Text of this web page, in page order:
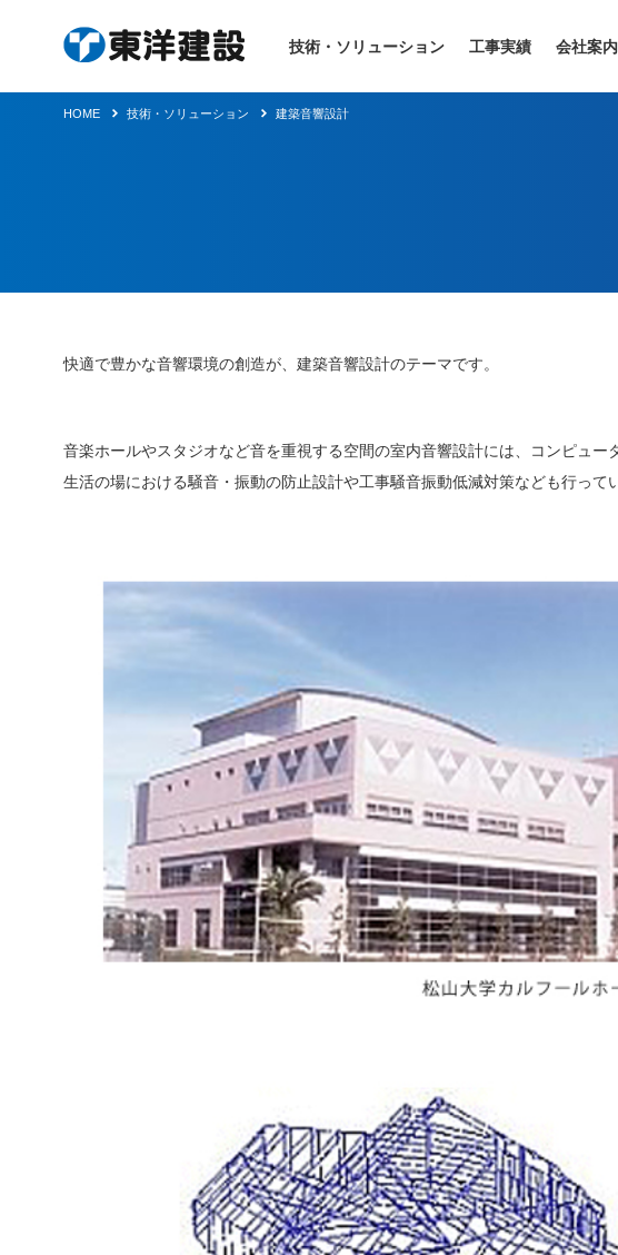
技術・ソリューション 工事実績 会社案内
HOME 技術・ソリューション 建築音響設計
快適で豊かな音響環境の創造が、建築音響設計のテーマです。
音楽ホールやスタジオなど音を重視する空間の室内音響設計には、コンピュ
生活の場における騒音・振動の防止設計や工事騒音振動低減対策なども行って